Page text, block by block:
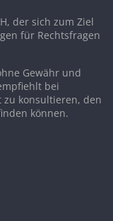
der sich zum Ziel
für Rechtsfragen
Gewähr und
bei
konsultieren, den
können.